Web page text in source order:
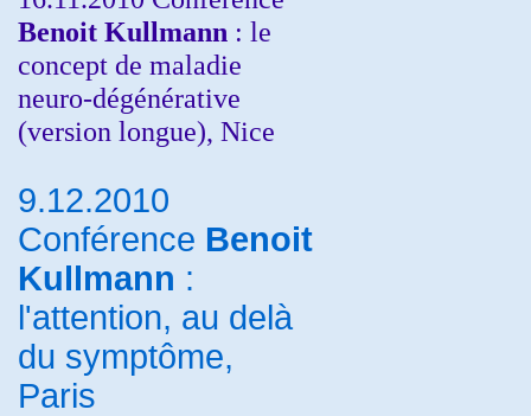
Benoit Kullmann : le
concept de maladie
neuro-dégénérative
(version longue), Nice
9.12.2010
Conférence Benoit
Kullmann :
l'attention, au delà
du symptôme,
Paris